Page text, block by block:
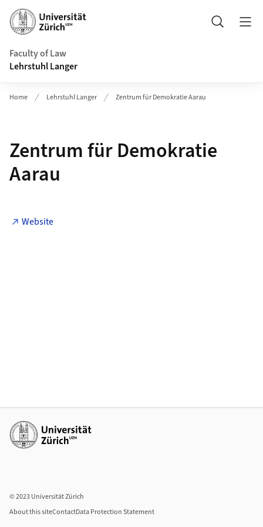
Header
Search
Faculty of Law
Lehrstuhl Langer
Home Lehrstuhl Langer Zentrum für Demokratie Aarau
Zentrum für Demokratie
Aarau
Website
Additional links
© 2023 Universität Zürich
About this siteContactData Protection Statement